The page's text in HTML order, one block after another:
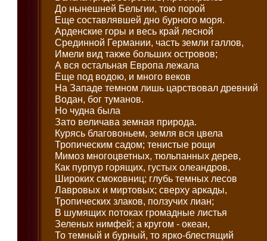
До нынешней Бельгии, тою порой
Еще составлявшей дно бурного моря.
Арденские горы и весь край лесной
Срединной Германии, часть земли галлов,
Имели вид также больших островов;
А вся остальная Европа лежала
Еще под водою, и много веков
На Западе темном лишь царствовал древний
Водан, бог туманов.
Но чудна была
Зато величава земная природа.
Курясь благовоньем, земля вся цвела
Тропическим садом; тенистые рощи
Мимоз многоцветных, тюльпанных дерев,
Как пурпур горящих, густых олеандров,
Широких смоковниц; глубь темных лесов
Лавровых и миртовых; сверху аркады,
Тропических злаков, ползучих лиан;
В шумящих потоках громадные листья
Зеленых нимфей; а кругом - океан,
То темный и бурный, то ярко-блестящий